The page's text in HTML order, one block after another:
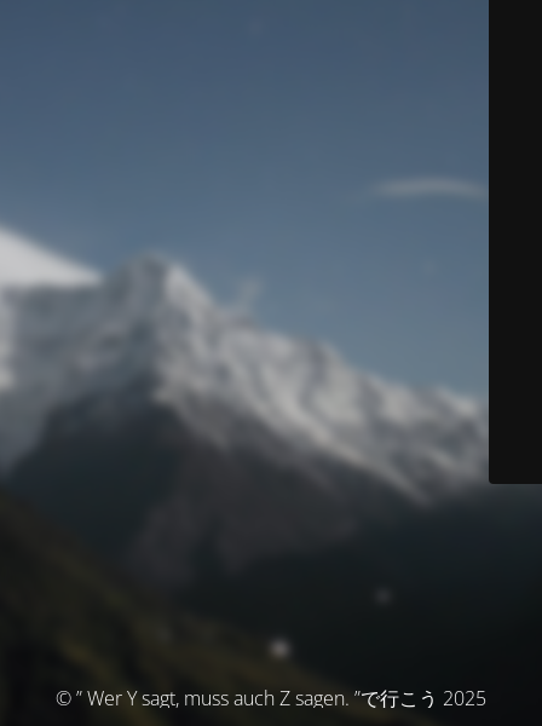
© ” Wer Y sagt, muss auch Z sagen. ”で行こう 2025